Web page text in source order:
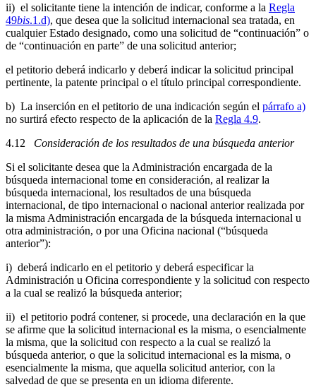
ii) el solicitante tiene la intención de indicar, conforme a la Regla
49bis.1.d), que desea que la solicitud internacional sea tratada, en
cualquier Estado designado, como una solicitud de “continuación” o
de “continuación en parte” de una solicitud anterior;
el petitorio deberá indicarlo y deberá indicar la solicitud principal
pertinente, la patente principal o el título principal correspondiente.
b) La inserción en el petitorio de una indicación según el párrafo a)
no surtirá efecto respecto de la aplicación de la Regla 4.9.
4.12 Consideración de los resultados de una búsqueda anterior
Si el solicitante desea que la Administración encargada de la
búsqueda internacional tome en consideración, al realizar la
búsqueda internacional, los resultados de una búsqueda
internacional, de tipo internacional o nacional anterior realizada por
la misma Administración encargada de la búsqueda internacional u
otra administración, o por una Oficina nacional (“búsqueda
anterior”):
i) deberá indicarlo en el petitorio y deberá especificar la
Administración u Oficina correspondiente y la solicitud con respecto
a la cual se realizó la búsqueda anterior;
ii) el petitorio podrá contener, si procede, una declaración en la que
se afirme que la solicitud internacional es la misma, o esencialmente
la misma, que la solicitud con respecto a la cual se realizó la
búsqueda anterior, o que la solicitud internacional es la misma, o
esencialmente la misma, que aquella solicitud anterior, con la
salvedad de que se presenta en un idioma diferente.